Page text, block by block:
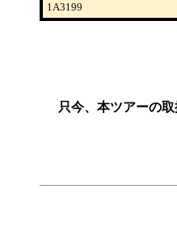
1A3199
只今、本ツアーの取